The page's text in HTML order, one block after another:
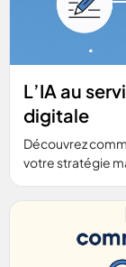
L’IA au
digitale
Découvrez
votre stratégie